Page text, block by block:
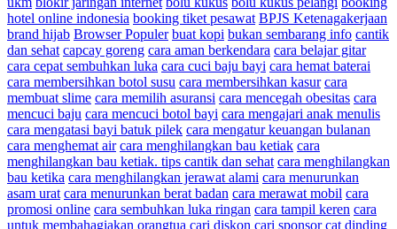
hotel online indonesia booking tiket pesawat BPJS Ketenagakerjaan
brand hijab Browser Populer buat kopi bukan sembarang info cantik
dan sehat capcay goreng cara aman berkendara cara belajar gitar
cara cepat sembuhkan luka cara cuci baju bayi cara hemat baterai
cara membersihkan botol susu cara membersihkan kasur cara
membuat slime cara memilih asuransi cara mencegah obesitas cara
mencuci baju cara mencuci botol bayi cara mengajari anak menulis
cara mengatasi bayi batuk pilek cara mengatur keuangan bulanan
cara menghemat air cara menghilangkan bau ketiak cara
menghilangkan bau ketiak. tips cantik dan sehat cara menghilangkan
bau ketika cara menghilangkan jerawat alami cara menurunkan
asam urat cara menurunkan berat badan cara merawat mobil cara
promosi online cara sembuhkan luka ringan cara tampil keren cara
untuk membahagiakan orangtua cari diskon cari sponsor cat dinding